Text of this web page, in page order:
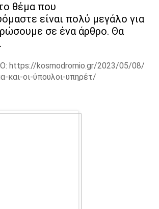
θέμα που
είναι πολύ μεγάλο για
σε ένα άρθρο. Θα
https://kosmodromio.gr/2023/05/08/
και-οι-ύπουλοι-υπηρέτ/